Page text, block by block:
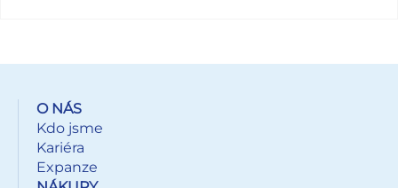
O NÁS
Kdo jsme
Kariéra
Expanze